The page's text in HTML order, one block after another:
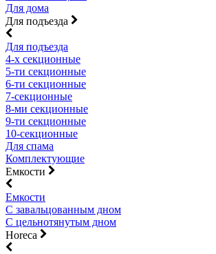
Для дома
Для подъезда
Для подъезда
4-х секционные
5-ти секционные
6-ти секционные
7-секционные
8-ми секционные
9-ти секционные
10-секционные
Для спама
Комплектующие
Емкости
Емкости
С завальцованным дном
С цельнотянутым дном
Horeca